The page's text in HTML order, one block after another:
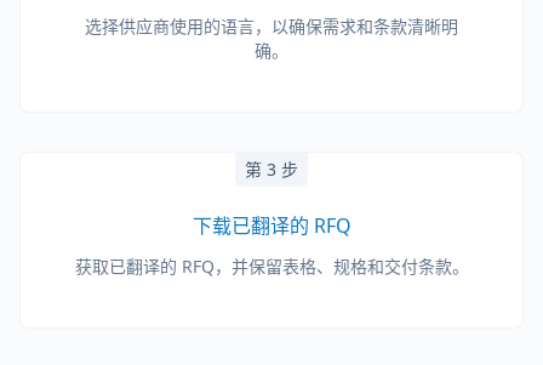
选择供应商使用的语言，以确保需求和条款清晰明
确。
第 3 步
下载已翻译的 RFQ
获取已翻译的 RFQ，并保留表格、规格和交付条款。